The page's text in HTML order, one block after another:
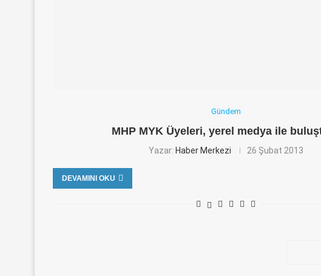
Gündem
MHP MYK Üyeleri, yerel medya ile
Yazar: Haber Merkezi 26 Şubat 2013
DEVAMINI OKU